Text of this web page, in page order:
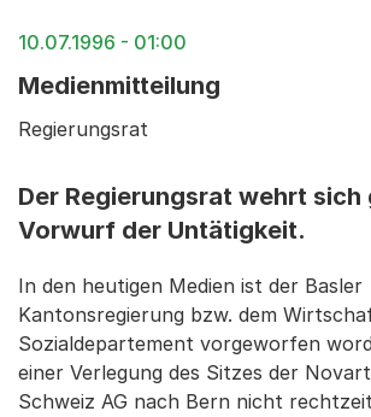
10.07.1996 - 01:00
Medienmitteilung
Regierungsrat
Der Regierungsrat wehrt sich
Vorwurf der Untätigkeit.
In den heutigen Medien ist der Basler
Kantonsregierung bzw. dem
Sozialdepartement vorgeworfen
einer Verlegung des Sitzes der
Schweiz AG nach Bern nicht